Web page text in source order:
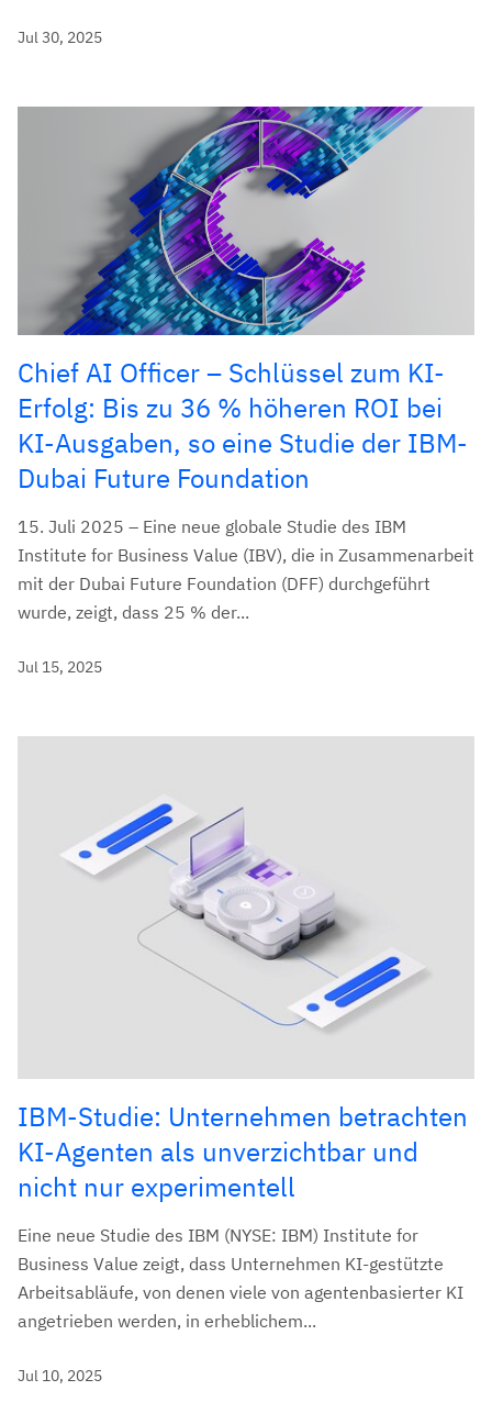
Jul 30, 2025
Chief AI Officer – Schlüssel zum KI-
Erfolg: Bis zu 36 % höheren ROI bei
KI-Ausgaben, so eine Studie der IBM-
Dubai Future Foundation
15. Juli 2025 – Eine neue globale Studie des IBM
Institute for Business Value (IBV), die in Zusammenarbeit
mit der Dubai Future Foundation (DFF) durchgeführt
wurde, zeigt, dass 25 % der...
Jul 15, 2025
IBM-Studie: Unternehmen betrachten
KI-Agenten als unverzichtbar und
nicht nur experimentell
Eine neue Studie des IBM (NYSE: IBM) Institute for
Business Value zeigt, dass Unternehmen KI-gestützte
Arbeitsabläufe, von denen viele von agentenbasierter KI
angetrieben werden, in erheblichem...
Jul 10, 2025